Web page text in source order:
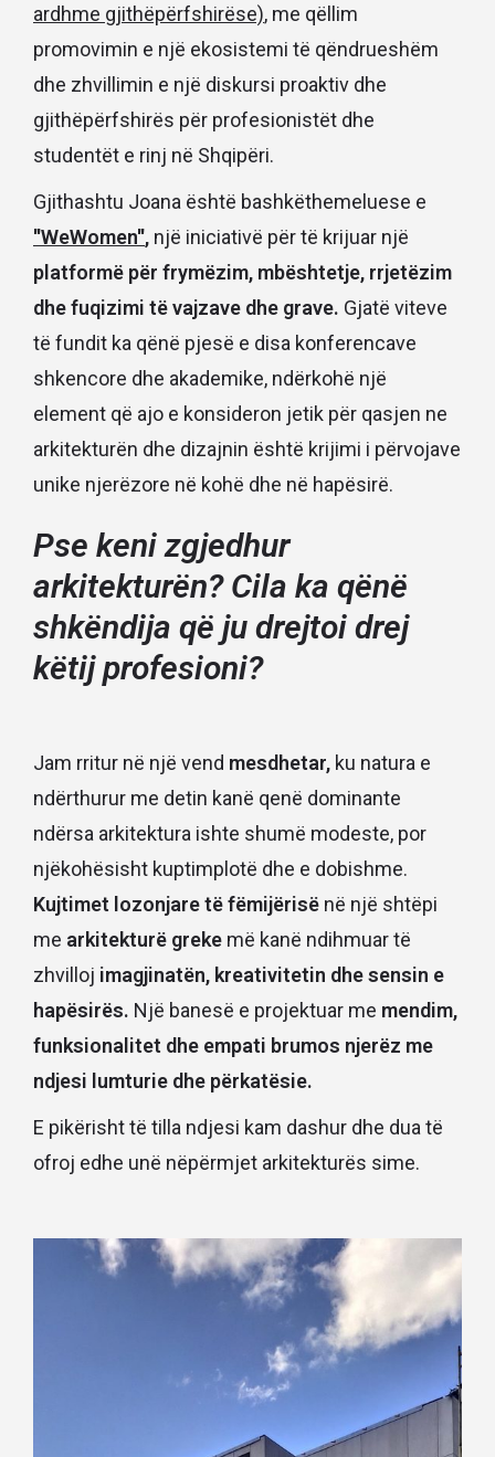
ardhme gjithëpërfshirëse), me qëllim
promovimin e një ekosistemi të qëndrueshëm
dhe zhvillimin e një diskursi proaktiv dhe
gjithëpërfshirës për profesionistët dhe
studentët e rinj në Shqipëri.
Gjithashtu Joana është bashkëthemeluese e
''WeWomen'', një iniciativë për të krijuar një
platformë për frymëzim, mbështetje, rrjetëzim
dhe fuqizimi të vajzave dhe grave. Gjatë viteve
të fundit ka qënë pjesë e disa konferencave
shkencore dhe akademike, ndërkohë një
element që ajo e konsideron jetik për qasjen ne
arkitekturën dhe dizajnin është krijimi i përvojave
unike njerëzore në kohë dhe në hapësirë.
Pse keni zgjedhur
arkitekturën? Cila ka qënë
shkëndija që ju drejtoi drej
këtij profesioni?
Jam rritur në një vend mesdhetar, ku natura e
ndërthurur me detin kanë qenë dominante
ndërsa arkitektura ishte shumë modeste, por
njëkohësisht kuptimplotë dhe e dobishme.
Kujtimet lozonjare të fëmijërisë në një shtëpi
me arkitekturë greke më kanë ndihmuar të
zhvilloj imagjinatën, kreativitetin dhe sensin e
hapësirës. Një banesë e projektuar me mendim,
funksionalitet dhe empati brumos njerëz me
ndjesi lumturie dhe përkatësie.
E pikërisht të tilla ndjesi kam dashur dhe dua të
ofroj edhe unë nëpërmjet arkitekturës sime.